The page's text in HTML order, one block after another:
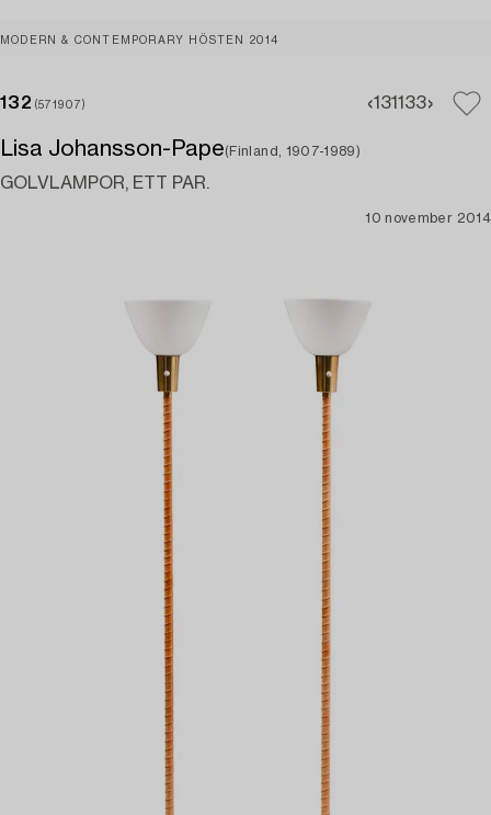
MODERN & CONTEMPORARY HÖSTEN 2014
132 (571907) 131133
Lisa Johansson-Pape(Finland, 1907-1989)
GOLVLAMPOR, ETT PAR.
10 november 2014